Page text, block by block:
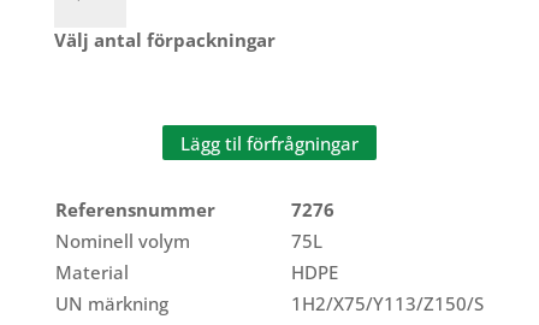
75L
Välj antal förpackningar
Lägg til förfrågningar
Referensnummer
7276
Nominell volym
75L
Material
HDPE
UN märkning
1H2/X75/Y113/Z150/S